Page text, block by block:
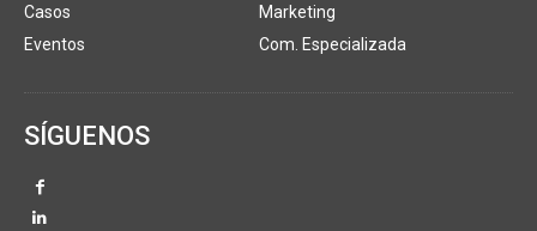
Casos
Eventos
Marketing
Com. Especializada
SÍGUENOS